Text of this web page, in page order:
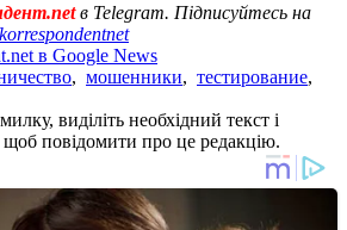
в Telegram. Підписуйтесь на
в Google News
, мошенники, тестирование,
виділіть необхідний текст і
щоб повідомити про це редакцію.